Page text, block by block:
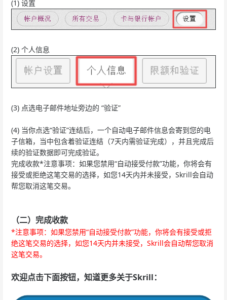
(1) 设置
(2) 个人信息
(3) 点选电子邮件地址旁边的 “验证”
(4) 当你点选“验证”连结后，一个自动电子邮件信息会寄到您的电
子信箱，当中包含着验证连结（7天内需验证完成），并且完成后
续的验证数据即可完成验证。
完成收款*注意事项：如果您禁用“自动接受付款”功能，你将会有
接受或拒绝这笔交易的选择，如您14天内并未接受，Skrill会自动
帮您取消这笔交易。
（二）完成收款
*注意事项：如果您禁用“自动接受付款”功能，你将会有接受或拒
绝这笔交易的选择，如您14天内并未接受，Skrill会自动帮您取消
这笔交易。
欢迎点击下面按钮，知道更多关于Skrill：